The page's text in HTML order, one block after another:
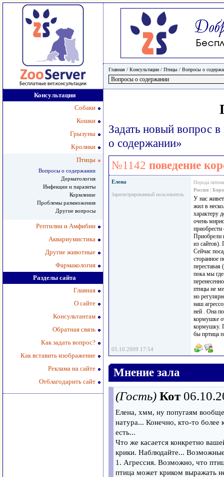
Главная / Консультации / Птицы / Вопросы о
Консультации
Собаки
Кошки
Грызуны
Кролики
Птицы
Вопросы о содержании
Дерматология
Инфекции и паразиты
Кормление
Проблемы размножения
Другие вопросы
Рептилии и Амфибии
Аквариумистика
Другие животные
Фармакология
Разделы сайта
Главная
О сайте
Консультантам
Обратная связь
Как задать вопрос?
Как вставить изображение
Реклама на сайте
Отблагодарить сайт
Задать новый вопрос
о содержании»
№1142 поведение
Елена
Зарегистрированный пользователь
Порода
Россия |
У нас
жил в
характеру
очень
Приобрели
из сайтов).
Сейчас
сторанное
переставая
пока мы
птицы не
но
наш
ней . Она
кормушке
кормушку.
бы пртица
05.10.2009 17:54
Мнение зала
(Гость) Кот
Елена, хмм, ну попугаям
натура... Конечно, кто-то более
есть...
Что же касается конкретно
крики. Наблюдайте...
1. Агрессия. Возможно, что
птица может криком выражать